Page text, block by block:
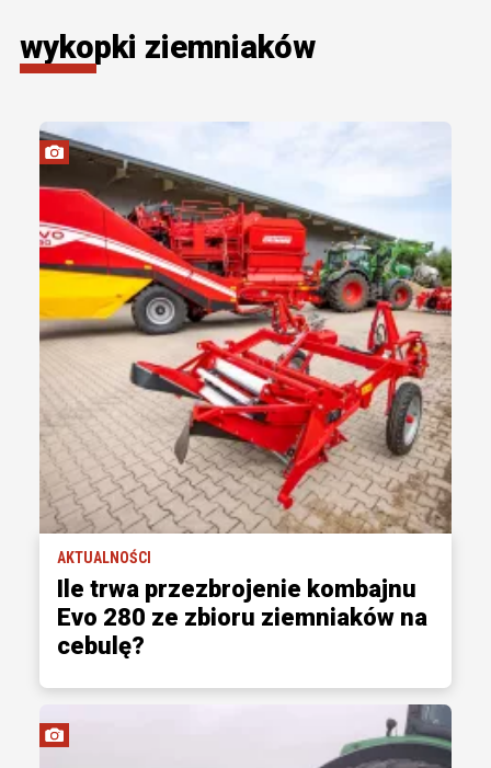
wykopki ziemniaków
AKTUALNOŚCI
Ile trwa przezbrojenie kombajnu
Evo 280 ze zbioru ziemniaków na
cebulę?